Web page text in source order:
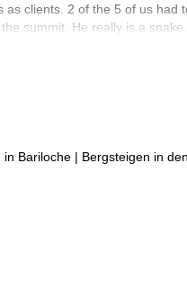
clients. 2 of the 5 of us
summit. He really is a
been a lawsuit. He
in Bariloche | Bergsteigen in